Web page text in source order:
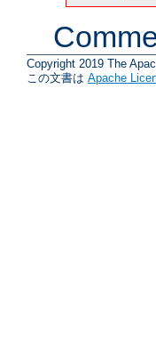
Copyright 2019 The
この文書は Apache